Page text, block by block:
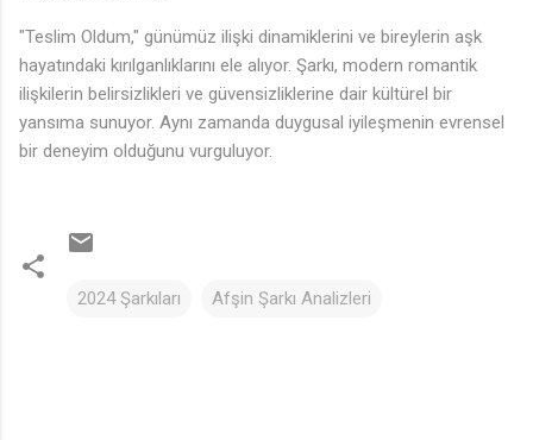
"Teslim Oldum," günümüz ilişki dinamiklerini ve bireylerin aşk
hayatındaki kırılganlıklarını ele alıyor. Şarkı, modern romantik
ilişkilerin belirsizlikleri ve güvensizliklerine dair kültürel bir
yansıma sunuyor. Aynı zamanda duygusal iyileşmenin evrensel
bir deneyim olduğunu vurguluyor.
2024 Şarkıları Afşin Şarkı Analizleri